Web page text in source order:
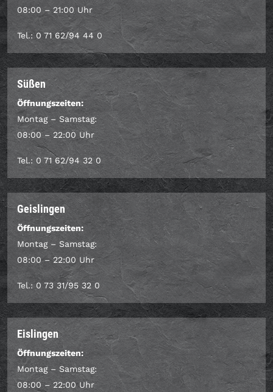
08:00 – 21:00 Uhr
Tel.: 0 71 62/94 44 0
Süßen
Öffnungszeiten:
Montag – Samstag:
08:00 – 22:00 Uhr
Tel.: 0 71 62/94 32 0
Geislingen
Öffnungszeiten:
Montag – Samstag:
08:00 – 22:00 Uhr
Tel.: 0 73 31/95 32 0
Eislingen
Öffnungszeiten:
Montag – Samstag:
08:00 – 22:00 Uhr